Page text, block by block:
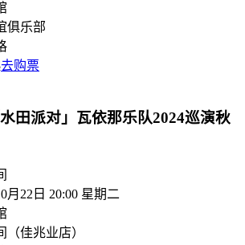
俱乐部
去购票
水田派对」瓦依那乐队2024巡演秋
月22日 20:00 星期二
（佳兆业店）